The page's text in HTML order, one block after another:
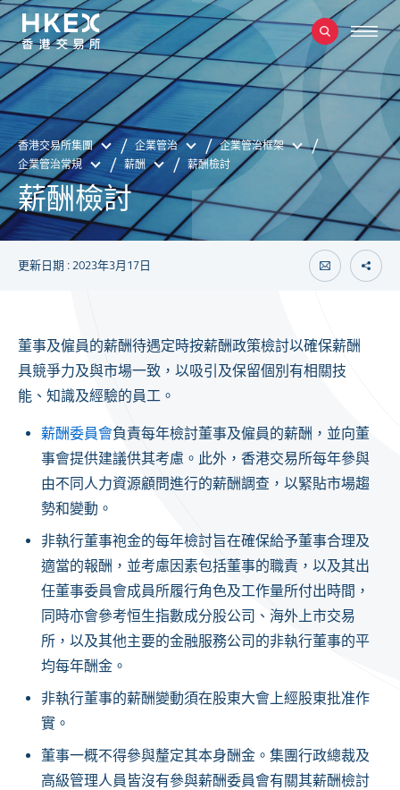
香港交易所集團 企業管治
企業管治框架
企業管治常規
薪酬 薪酬檢討
薪酬檢討
更新日期 : 2023年3月17日
董事及僱員的薪酬待遇定時按薪酬政策檢討以確保薪酬
具競爭力及與市場一致，以吸引及保留個別有相關技
能、知識及經驗的員工。
薪酬委員會負責每年檢討董事及僱員的薪酬，並向董
事會提供建議供其考慮。此外，香港交易所每年參與
由不同人力資源顧問進行的薪酬調查，以緊貼市場趨
勢和變動。
非執行董事袍金的每年檢討旨在確保給予董事合理及
適當的報酬，並考慮因素包括董事的職責，以及其出
任董事委員會成員所履行角色及工作量所付出時間，
同時亦會參考恒生指數成分股公司、海外上市交易
所，以及其他主要的金融服務公司的非執行董事的平
均每年酬金。
非執行董事的薪酬變動須在股東大會上經股東批准作
實。
董事一概不得參與釐定其本身酬金。集團行政總裁及
高級管理人員皆沒有參與薪酬委員會有關其薪酬檢討